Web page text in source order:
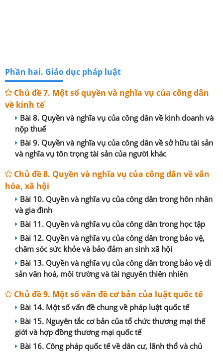
Phần hai. Giáo dục pháp luật
Chủ đề 7. Một số quyền và nghĩa vụ của công dân
về kinh tế
Bài 8. Quyền và nghĩa vụ của công dân về kinh doanh và
nộp thuế
Bài 9. Quyền và nghĩa vụ của công dân về sở hữu tài sản
và nghĩa vụ tôn trọng tài sản của người khác
Chủ đề 8. Quyền và nghĩa vụ của công dân về văn
hóa, xã hội
Bài 10. Quyền và nghĩa vụ của công dân trong hôn nhân
và gia đình
Bài 11. Quyền và nghĩa vụ của công dân trong học tập
Bài 12. Quyền và nghĩa vụ của công dân trong bảo vệ,
chăm sóc sức khỏe và bảo đảm an sinh xã hội
Bài 13. Quyền và nghĩa vụ của công dân trong bảo vệ di
sản văn hoá, môi trường và tài nguyên thiên nhiên
Chủ đề 9. Một số vấn đề cơ bản của luật quốc tế
Bài 14. Một số vấn đề chung về pháp luật quốc tế
Bài 15. Nguyên tắc cơ bản của tổ chức thương mại thế
giới và hợp đồng thương mại quốc tế
Bài 16. Công pháp quốc tế về dân cư, lãnh thổ và chủ